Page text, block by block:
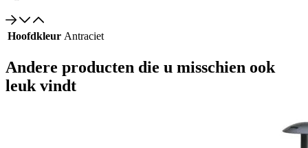
Hoofdkleur Antraciet
Andere producten die u misschien ook
leuk vindt